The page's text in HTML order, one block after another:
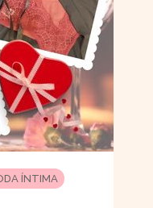
ÍNTIMA